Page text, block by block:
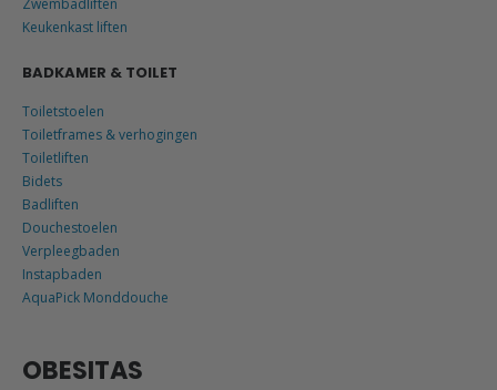
Keukenkast liften
BADKAMER & TOILET
Toiletstoelen
Toiletframes & verhogingen
Toiletliften
Bidets
Badliften
Douchestoelen
Verpleegbaden
Instapbaden
AquaPick Monddouche
OBESITAS